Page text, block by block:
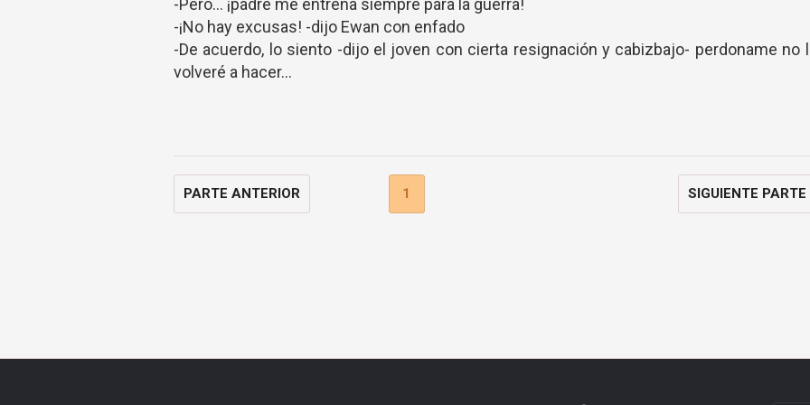
-Pero... ¡padre me entrena siempre para la guerra!
-¡No hay excusas! -dijo Ewan con enfado
-De acuerdo, lo siento -dijo el joven con cierta resignación y cabizbajo- perdoname no
volveré a hacer...
PARTE ANTERIOR 1 SIGUIENTE PARTE